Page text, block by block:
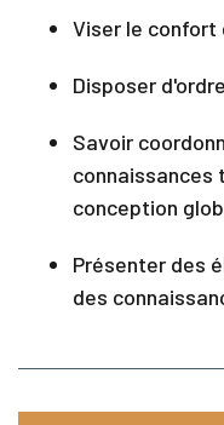
Viser le confort
Disposer
Savoir
connaissances
conception
Présenter des
des